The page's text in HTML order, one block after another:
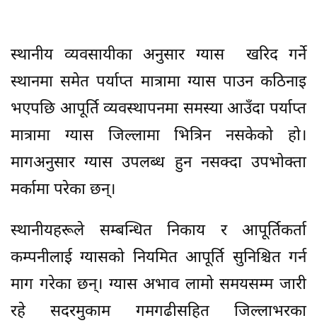
स्थानीय व्यवसायीका अनुसार ग्यास खरिद गर्ने
स्थानमा समेत पर्याप्त मात्रामा ग्यास पाउन कठिनाइ
भएपछि आपूर्ति व्यवस्थापनमा समस्या आउँदा पर्याप्त
मात्रामा ग्यास जिल्लामा भित्रिन नसकेको हो।
मागअनुसार ग्यास उपलब्ध हुन नसक्दा उपभोक्ता
मर्कामा परेका छन्।
स्थानीयहरूले सम्बन्धित निकाय र आपूर्तिकर्ता
कम्पनीलाई ग्यासको नियमित आपूर्ति सुनिश्चित गर्न
माग गरेका छन्। ग्यास अभाव लामो समयसम्म जारी
रहे सदरमुकाम गमगढीसहित जिल्लाभरका